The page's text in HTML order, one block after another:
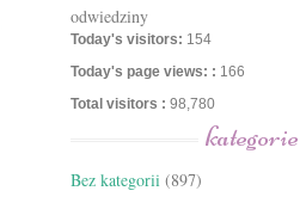
odwiedziny
Today's visitors: 154
Today's page views: : 166
Total visitors : 98,780
kategorie
Bez kategorii (897)